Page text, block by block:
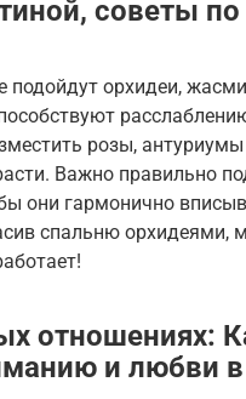
советы по
подойдут орхидеи,
розы, антуриумы
Важно правильно
они гармонично
спальню орхидеями,
отношениях:
и любви